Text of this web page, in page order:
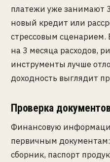
платежи уже занимают
новый кредит или
стрессовым сценарием.
на 3 месяца расходов,
инструменты лучше
доходность выглядит
Проверка
Финансовую
первичным
сборник, паспорт